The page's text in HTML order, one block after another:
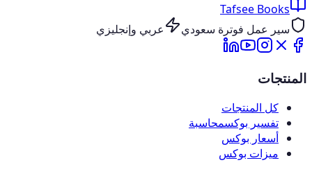
Tafsee Books
سير عمل فوترة سعودي
عربي وإنجليزي
المنتجات
كل المنتجات
تفسير بوكسمحاسبة
أسعار بوكس
ميزات بوكس